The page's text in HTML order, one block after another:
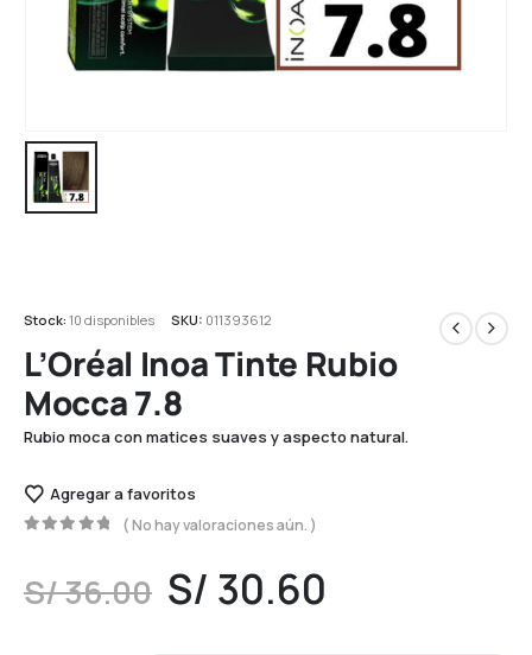
Stock: 10 disponibles SKU: 011393612
L’Oréal Inoa Tinte Rubio
Mocca 7.8
Rubio moca con matices suaves y aspecto natural.
Agregar a favoritos
( No hay valoraciones aún. )
S/36.00 S/ 30.60